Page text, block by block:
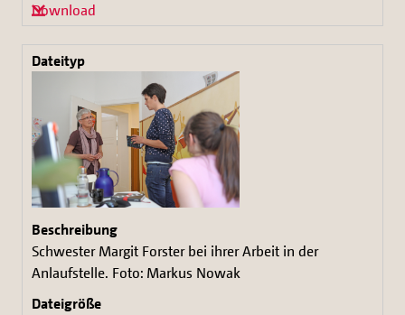
Download
Schwester Margit Forster bei ihrer Arbeit in der
Anlaufstelle. Foto: Markus Nowak